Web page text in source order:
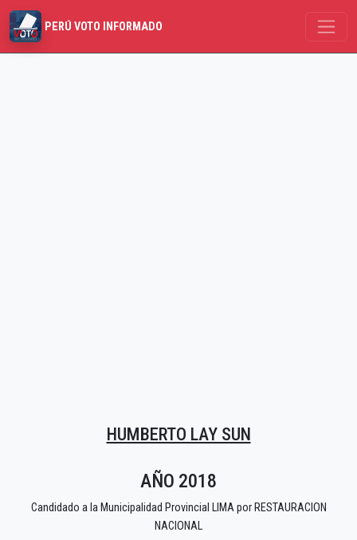
PERÚ VOTO INFORMADO
HUMBERTO LAY SUN
AÑO 2018
Candidado a la Municipalidad Provincial LIMA por RESTAURACION
NACIONAL